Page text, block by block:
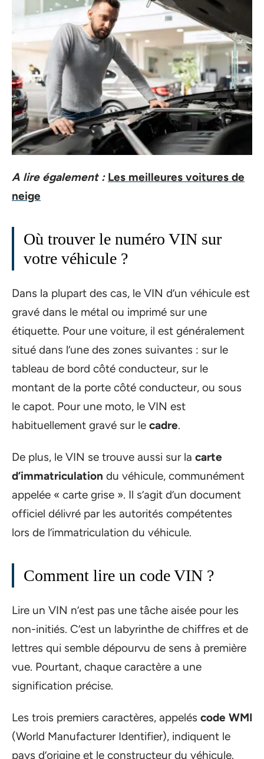
A lire également : Les meilleures voitures de
neige
Où trouver le numéro VIN sur
votre véhicule ?
Dans la plupart des cas, le VIN d’un véhicule est
gravé dans le métal ou imprimé sur une
étiquette. Pour une voiture, il est généralement
situé dans l’une des zones suivantes : sur le
tableau de bord côté conducteur, sur le
montant de la porte côté conducteur, ou sous
le capot. Pour une moto, le VIN est
habituellement gravé sur le cadre.
De plus, le VIN se trouve aussi sur la carte
d’immatriculation du véhicule, communément
appelée « carte grise ». Il s’agit d’un document
officiel délivré par les autorités compétentes
lors de l’immatriculation du véhicule.
Comment lire un code VIN ?
Lire un VIN n’est pas une tâche aisée pour les
non-initiés. C’est un labyrinthe de chiffres et de
lettres qui semble dépourvu de sens à première
vue. Pourtant, chaque caractère a une
signification précise.
Les trois premiers caractères, appelés code WMI
(World Manufacturer Identifier), indiquent le
pays d’origine et le constructeur du véhicule.